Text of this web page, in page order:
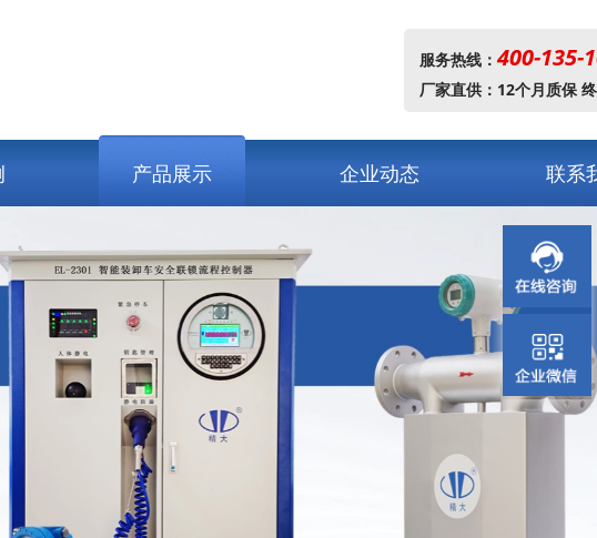
服务热线： 400-135-
厂家直供：12个月质保
产品展示 企业动态 联系